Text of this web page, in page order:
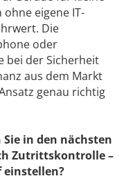
eigene IT-
Die
oder
bei der Sicherheit
aus dem Markt
genau richtig
in den nächsten
Zutrittskontrolle –
einstellen?